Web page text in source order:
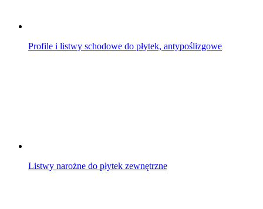
Profile i listwy schodowe do płytek, antypoślizgowe
Listwy narożne do płytek zewnętrzne